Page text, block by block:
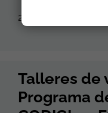
21 de Julio de 2025
Talleres de
Programa